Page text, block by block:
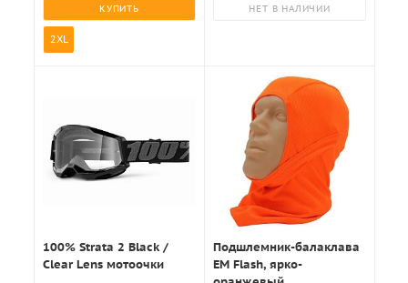
КУПИТЬ
2XL
НЕТ В НАЛИЧИИ
100% Strata 2 Black /
Clear Lens мотоочки
Подшлемник-балаклава
EM Flash, ярко-